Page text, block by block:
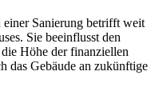
Sanierung betrifft weit
Sie beeinflusst den
Höhe der finanziellen
das Gebäude an zukünftige